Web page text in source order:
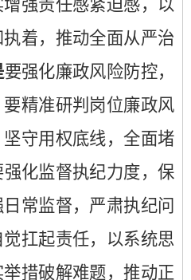
强责任感紧迫感，以
着，推动全面从严治
要强化廉政风险防控，
精准研判岗位廉政风
守用权底线，全面堵
强化监督执纪力度，保
常监督，严肃执纪问
扛起责任，以系统思
措破解难题，推动正